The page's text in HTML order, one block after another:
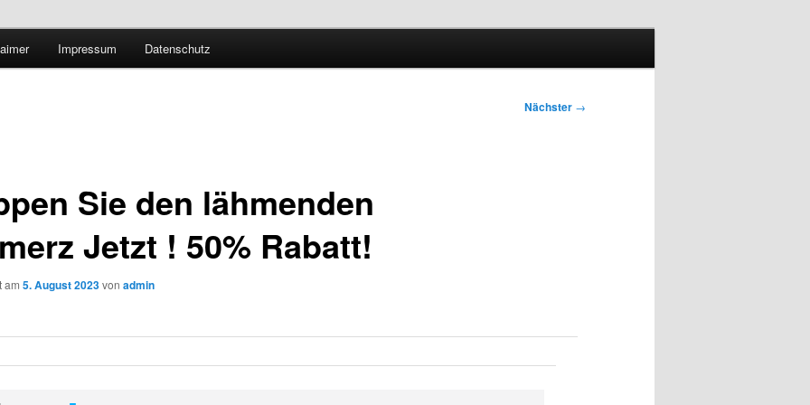
Forschung und Technologie
Impressum Datenschutz
Nächster →
Sie den lähmenden
Jetzt ! 50% Rabatt!
am 5. August 2023von admin